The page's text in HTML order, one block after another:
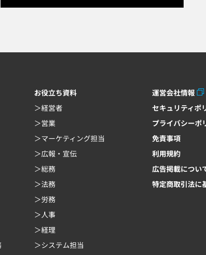
お役立ち資料
経営者
営業
マーケティング担当
広報・宣伝
総務
法務
労務
人事
経理
システム担当
運営会社情報
セキュリティポ
プライバシーポ
免責事項
利用規約
広告掲載につい
特定商取引法に